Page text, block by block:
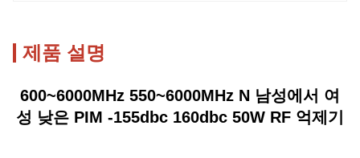
제품 설명
600~6000MHz 550~6000MHz N 남성에서 여
성 낮은 PIM -155dbc 160dbc 50W RF 억제기